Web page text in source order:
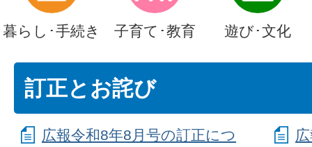
暮らし･手続き 子育て･教育 遊び･文化
訂正とお詫び
広報令和8年8月号の訂正につ